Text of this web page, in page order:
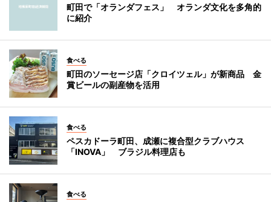
町田で「オランダフェス」 オランダ文化を多角的
に紹介
食べる
町田のソーセージ店「クロイツェル」が新商品 金
賞ビールの副産物を活用
食べる
ペスカドーラ町田、成瀬に複合型クラブハウス
「INOVA」 ブラジル料理店も
食べる